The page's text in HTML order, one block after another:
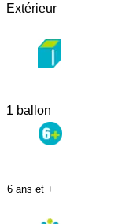
Extérieur
1 ballon
6 ans et +